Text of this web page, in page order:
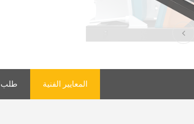
طلب المعايير الفنية